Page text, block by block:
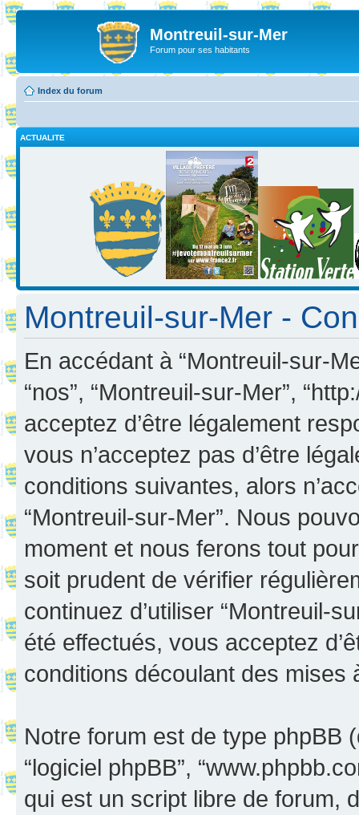
Montreuil-sur-Mer
Forum pour ses habitants
Index du forum
ACTUALITE
Montreuil-sur-Mer -
En accédant à “Montreuil-sur-
“nos”, “Montreuil-sur-Mer”,
acceptez d’être légalement
vous n’acceptez pas d’être
conditions suivantes, alors
“Montreuil-sur-Mer”. Nous
moment et nous ferons tout
soit prudent de vérifier
continuez d’utiliser “Montreuil-
été effectués, vous acceptez
conditions découlant des mises
Notre forum est de type phpBB
“logiciel phpBB”,
qui est un script libre de forum,